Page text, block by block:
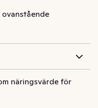
medel.
med naturligt
originalrecept.
ovanstående
näringsvärde för